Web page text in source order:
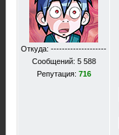
Откуда: --------------------
Сообщений: 5 588
Репутация: 716